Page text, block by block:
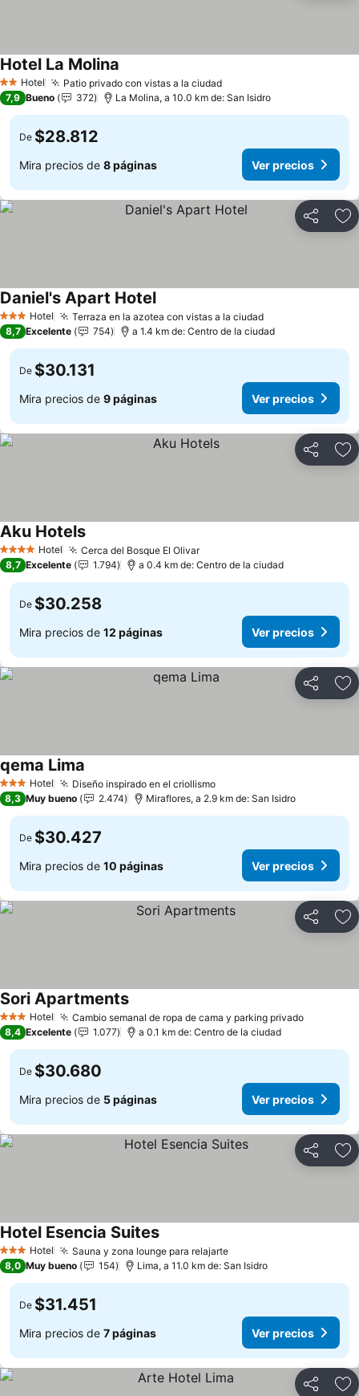
2 Estrellas
Hotel Patio privado con vistas a la ciudad
Hotel La Molina
7,9 Bueno 372 La Molina, a 10.0 km de: San Isidro
De $28.812
Mira precios de 8 páginas Ver precios
Compartir
3 Estrellas
Hotel Terraza en la azotea con vistas a la ciudad
Daniel's Apart Hotel
8,7 Excelente 754 a 1.4 km de: Centro de la ciudad
De $30.131
Mira precios de 9 páginas Ver precios
Compartir
4 EstrellasHotel Cerca del Bosque El Olivar
Aku Hotels
8,7 Excelente 1.794 a 0.4 km de: Centro de la ciudad
De $30.258
Mira precios de 12 páginas Ver precios
Compartir
3 Estrellas
Hotel Diseño inspirado en el criollismo
qema Lima
8,3 Muy bueno 2.474 Miraflores, a 2.9 km de: San Isidro
De $30.427
Mira precios de 10 páginas Ver precios
Compartir
3 Estrellas
Hotel Cambio semanal de ropa de cama y parking privado
Sori Apartments
8,4 Excelente 1.077 a 0.1 km de: Centro de la ciudad
De $30.680
Mira precios de 5 páginas Ver precios
Compartir
3 Estrellas
Hotel Sauna y zona lounge para relajarte
Hotel Esencia Suites
8,0 Muy bueno 154 Lima, a 11.0 km de: San Isidro
De $31.451
Mira precios de 7 páginas Ver precios
Compartir